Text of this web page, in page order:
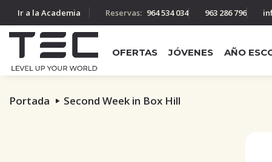
Ir a la Academia Reservas: 964 534 034 963 286 796
OFERTAS JÓVENES AÑO
Portada Second Week in Box Hill